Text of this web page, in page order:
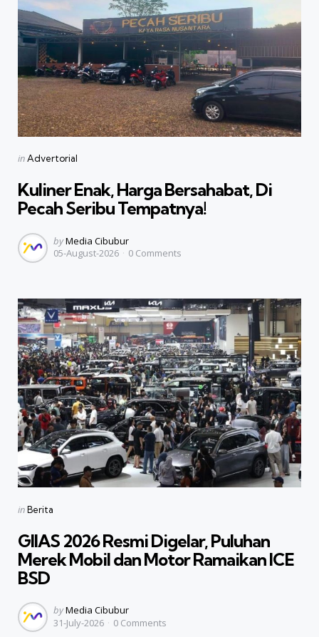
Categories
Posted
inAdvertorial
Kuliner Enak, Harga Bersahabat, Di
Pecah Seribu Tempatnya!
Posted
by
byMedia Cibubur
05-August-2026
0 Comments
Categories
Posted
inBerita
GIIAS 2026 Resmi Digelar, Puluhan
Merek Mobil dan Motor Ramaikan ICE
BSD
Posted
by
byMedia Cibubur
31-July-2026
0 Comments